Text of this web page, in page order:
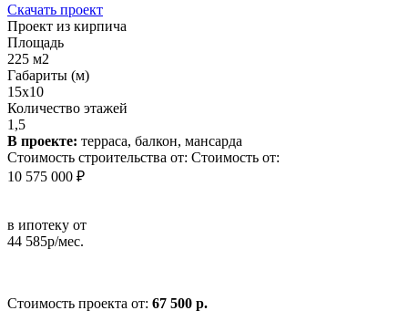
Скачать проект
Проект из кирпича
Площадь
225 м2
Габариты (м)
15x10
Количество этажей
1,5
В проекте: терраса, балкон, мансарда
Стоимость строительства от: Стоимость от:
10 575 000 ₽
в ипотеку от
44 585р/мес.
Стоимость проекта от: 67 500 р.